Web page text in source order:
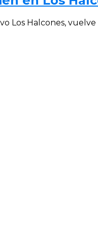
Los Halcones, vuelve